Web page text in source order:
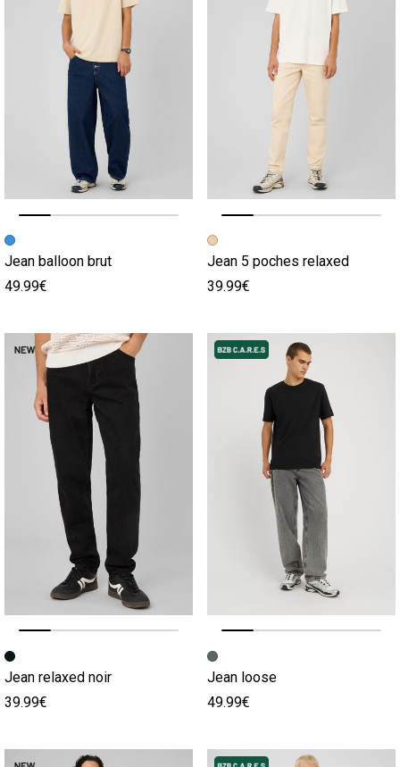
Image précédente
Image suivante
Jean balloon brut
49.99€
Image précédente
Image suivante
Jean 5 poches relaxed
39.99€
Image précédente
Image suivante
Jean relaxed noir
39.99€
Image précédente
Image suivante
Jean loose
49.99€